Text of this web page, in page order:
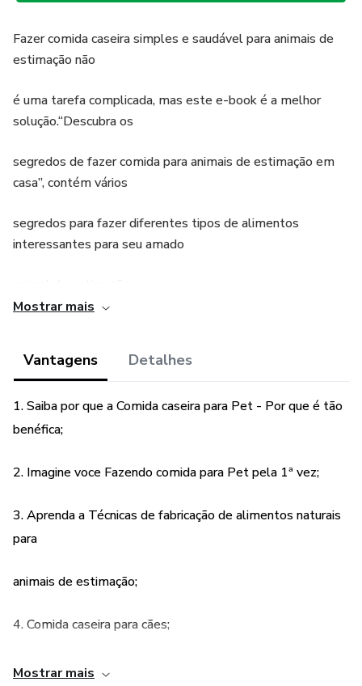
Fazer comida caseira simples e saudável para animais de
estimação não
é uma tarefa complicada, mas este e-book é a melhor
solução.“Descubra os
segredos de fazer comida para animais de estimação em
casa”, contém vários
segredos para fazer diferentes tipos de alimentos
interessantes para seu amado
compreensão de por que é melhor para o seu companheiro
amoroso.
Mostrar mais
Vantagens Detalhes
1. Saiba por que a Comida caseira para Pet - Por que é tão
benéfica;
2. Imagine voce Fazendo comida para Pet pela 1ª vez;
3. Aprenda a Técnicas de fabricação de alimentos naturais
para
animais de estimação;
4. Comida caseira para cães;
5.Comida Caseira para Gatos
Mostrar mais